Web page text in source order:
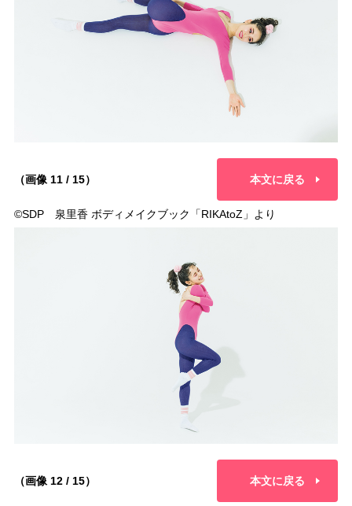
（画像 11 / 15） 本文に戻る
©︎SDP 泉里香 ボディメイクブック「RIKAtoZ」より
（画像 12 / 15） 本文に戻る